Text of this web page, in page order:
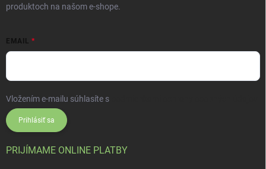
produktoch na našom e-shope.
EMAIL
Vložením e-mailu súhlasíte s
Prihlásiť sa
PRIJÍMAME ONLINE PLATBY